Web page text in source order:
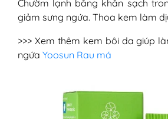
Chườm lạnh bằng khăn sạch
giảm sưng ngứa. Thoa kem làm
>>> Xem thêm kem bôi da giúp
ngứa Yoosun Rau má